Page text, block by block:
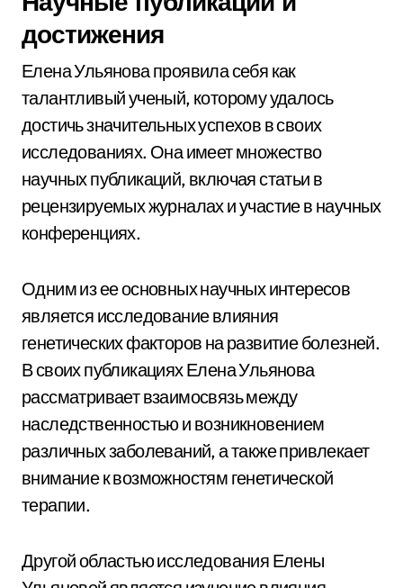
достижения
Елена Ульянова проявила себя как
талантливый ученый, которому удалось
достичь значительных успехов в своих
исследованиях. Она имеет множество
научных публикаций, включая статьи в
рецензируемых журналах и участие в научных
конференциях.
Одним из ее основных научных интересов
является исследование влияния
генетических факторов на развитие болезней.
В своих публикациях Елена Ульянова
рассматривает взаимосвязь между
наследственностью и возникновением
различных заболеваний, а также привлекает
внимание к возможностям генетической
терапии.
Другой областью исследования Елены